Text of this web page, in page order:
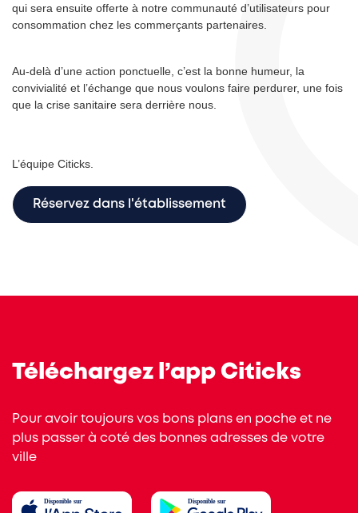
qui sera ensuite offerte à notre communauté d’utilisateurs pour
consommation chez les commerçants partenaires.
Au-delà d’une action ponctuelle, c’est la bonne humeur, la
convivialité et l’échange que nous voulons faire perdurer, une fois
que la crise sanitaire sera derrière nous.
L’équipe Citicks.
Réservez dans l'établissement
Téléchargez l’app Citicks
Pour avoir toujours vos bons plans en poche et ne
plus passer à coté des bonnes adresses de votre
ville